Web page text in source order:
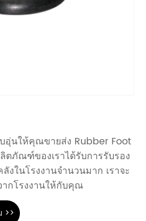
อุ่นให้คุณขายส่ง Rubber Foot
ตภัณฑ์ของเราได้รับการรับรอง
ในโรงงานจำนวนมาก เราจะ
กโรงงานให้กับคุณ
>>